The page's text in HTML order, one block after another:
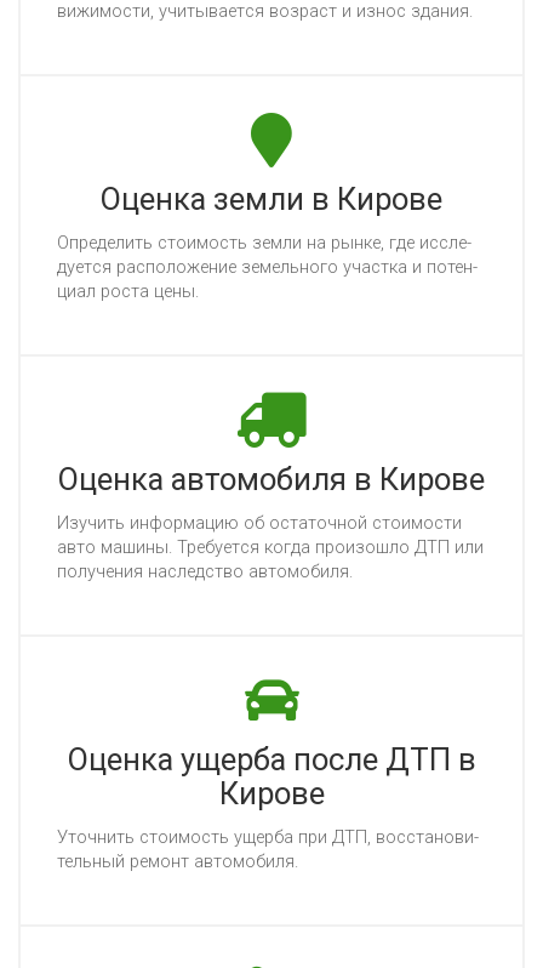
ви­жи­мос­ти, учи­ты­ва­ет­ся воз­раст и из­нос зда­ния.
Оценка земли в Кирове
Оп­ре­де­лить сто­имость зем­ли на рын­ке, где ис­сле­
ду­ет­ся рас­по­ло­же­ние зе­мель­но­го учас­тка и по­тен­
ци­ал рос­та це­ны.
Оценка автомобиля в Кирове
Изу­чить ин­фор­ма­цию об ос­та­точ­ной сто­имос­ти
ав­то ма­ши­ны. Тре­бу­ет­ся ког­да про­изош­ло ДТП или
по­лу­че­ния нас­ледс­тво ав­то­мо­би­ля.
Оценка ущерба после ДТП в
Кирове
Уточ­нить сто­имость ущер­ба при ДТП, вос­ста­но­ви­
тель­ный ре­монт ав­то­мо­би­ля.